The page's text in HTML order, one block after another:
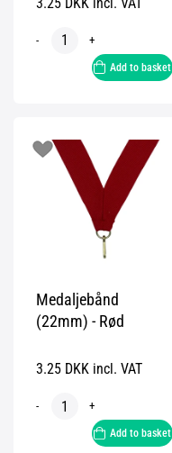
- +
Add to basket
Medaljebånd
(22mm) - Rød
3.25 DKK incl. VAT
- +
Add to basket